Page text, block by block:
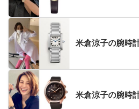
米倉涼子の腕時
米倉涼子の腕時